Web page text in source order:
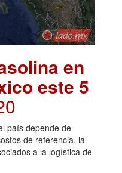
en
este 5
país depende de
de referencia, la
a la logística de